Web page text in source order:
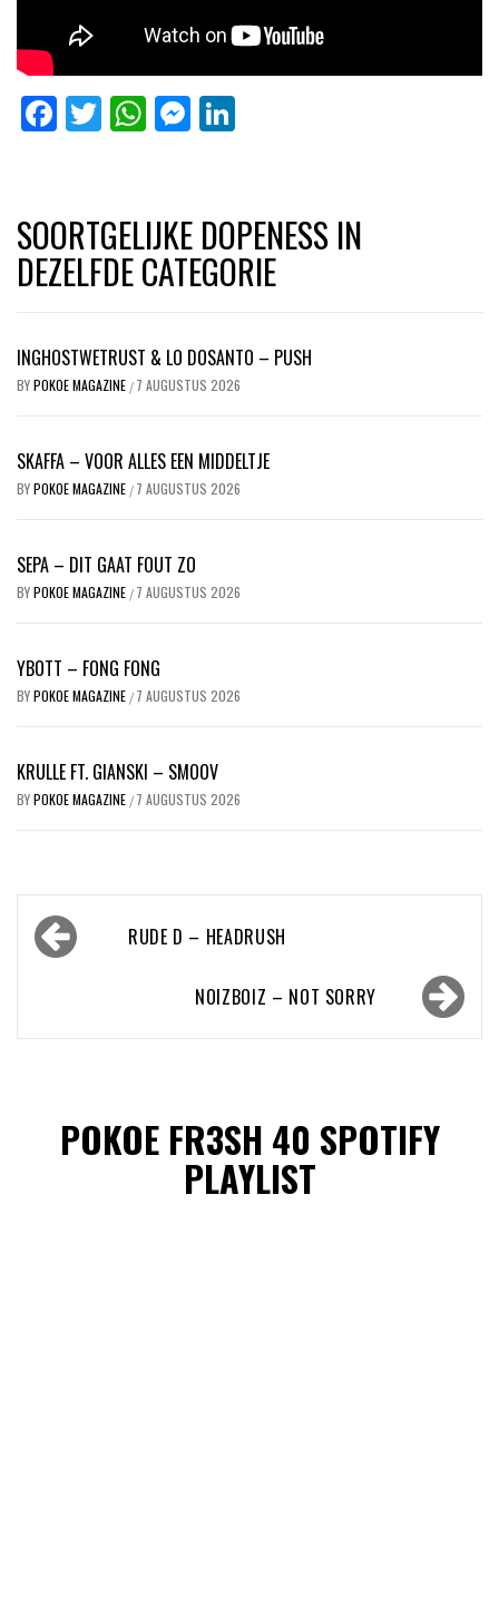
Facebook
Twitter
WhatsApp
Messenger
SOORTGELIJKE DOPENESS IN
DEZELFDE CATEGORIE
INGHOSTWETRUST & LO DOSANTO – PUSH
BYPOKOE MAGAZINE / 7 AUGUSTUS 2026
SKAFFA – VOOR ALLES EEN MIDDELTJE
BYPOKOE MAGAZINE / 7 AUGUSTUS 2026
SEPA – DIT GAAT FOUT ZO
BYPOKOE MAGAZINE / 7 AUGUSTUS 2026
YBOTT – FONG FONG
BYPOKOE MAGAZINE / 7 AUGUSTUS 2026
KRULLE FT. GIANSKI – SMOOV
BYPOKOE MAGAZINE / 7 AUGUSTUS 2026
Bericht
navigatieRUDE D – HEADRUSH
NOIZBOIZ – NOT SORRY
POKOE FR3SH 40 SPOTIFY
PLAYLIST